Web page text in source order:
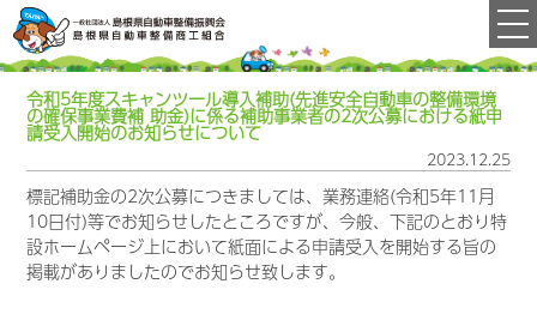
令和5年度スキャンツール導入補助(先進安全自動車の整備環境
の確保事業費補 助金)に係る補助事業者の2次公募における紙申
請受入開始のお知らせについて
2023.12.25
標記補助金の2次公募につきましては、業務連絡(令和5年11月
10日付)等でお知らせしたところですが、今般、下記のとおり特
設ホームページ上において紙面による申請受入を開始する旨の
掲載がありましたのでお知らせ致します。